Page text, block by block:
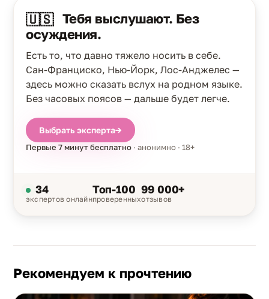
🇺🇸 Тебя выслушают. Без
осуждения.
Есть то, что давно тяжело носить в себе.
Сан-Франциско, Нью-Йорк, Лос-Анджелес —
здесь можно сказать вслух на родном языке.
Без часовых поясов — дальше будет легче.
Выбрать эксперта→
Первые 7 минут бесплатно · анонимно · 18+
34
экспертов онлайн
Топ-100
проверенных
99 000+
отзывов
Рекомендуем к прочтению